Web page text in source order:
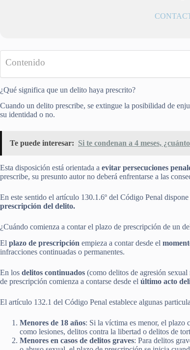
Contenido
¿Qué significa que un delito haya prescrito?
Cuando un delito prescribe, se extingue la posibilidad de
su identidad o no.
Te puede interesar: Si te condenan a 4 meses,
Esta disposición está orientada a evitar persecuciones
prescribe, su presunto autor no deberá enfrentarse a las
En este sentido el artículo 130.1.6º del Código Penal dispone
prescripción del delito.
¿Cuándo comienza a contar el plazo de prescripción de un
El plazo de prescripción empieza a contar desde el
infracciones continuadas o permanentes.
En los delitos continuados (como delitos de agresión sexual
de prescripción comienza a contarse desde el último acto
El artículo 132.1 del Código Penal establece algunas
Menores de 18 años: Si la víctima es menor, el plazo
como lesiones, delitos contra la libertad o delitos de
Menores en casos de delitos graves: Para delitos